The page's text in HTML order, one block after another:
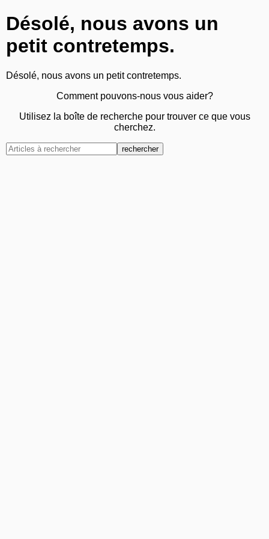
Désolé, nous avons un
petit contretemps.
Désolé, nous avons un petit contretemps.
Comment pouvons-nous vous aider?
Utilisez la boîte de recherche pour trouver ce que vous
cherchez.
rechercher